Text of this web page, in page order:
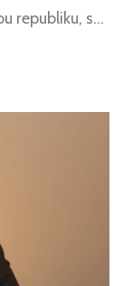
republiku, se
odvaha